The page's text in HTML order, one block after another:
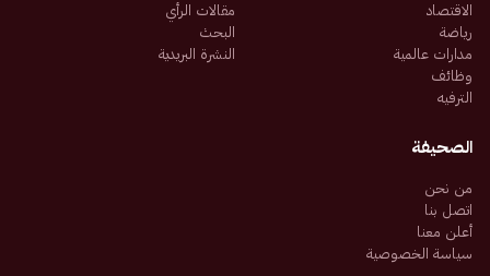
الاقتصاد
رياضة
مدارات عالمية
وظائف
الترفيه
مقالات الرأي
البحث
النشرة البريدية
الصحيفة
من نحن
اتصل بنا
أعلن معنا
سياسة الخصوصية